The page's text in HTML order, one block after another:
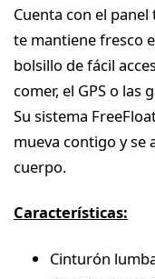
Cuenta con el
te mantiene fresco
bolsillo de fácil
comer, el GPS o las
Su sistema
mueva contigo y se
cuerpo.
Características:
Cinturón